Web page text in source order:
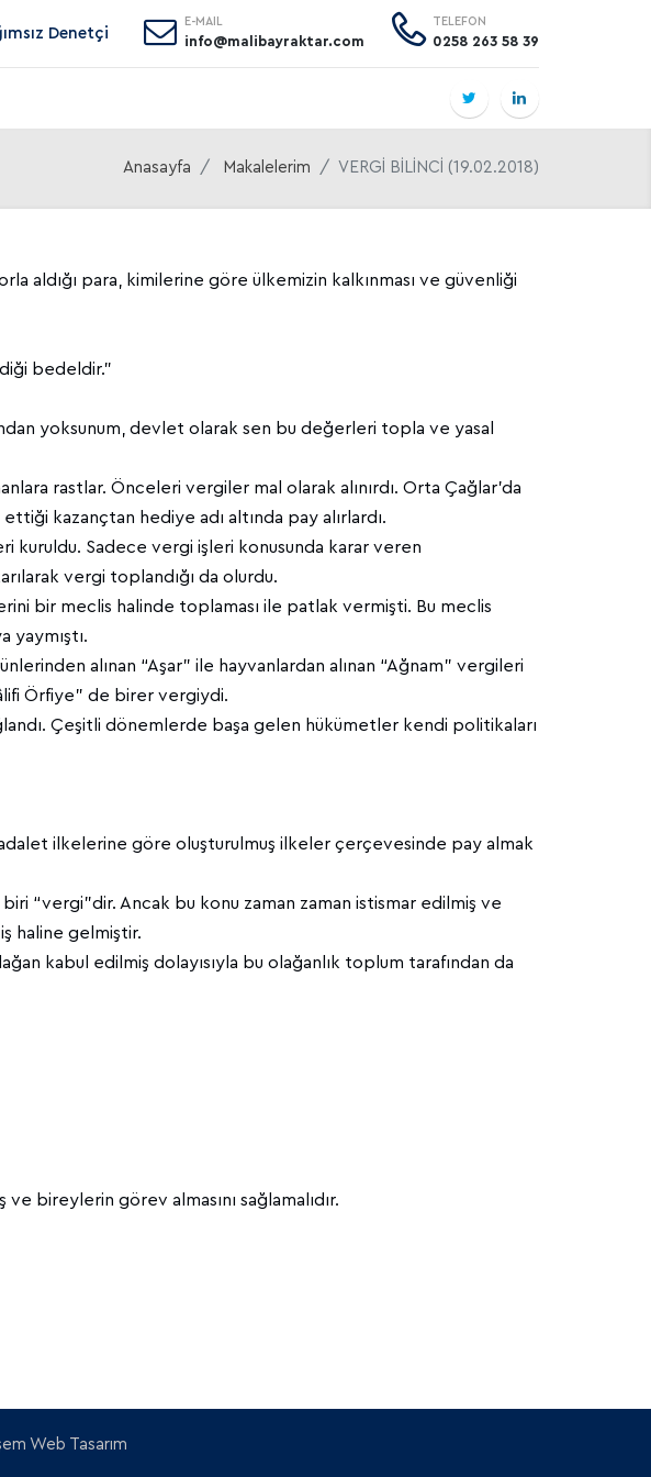
Denetçi
E-MAIL
info@malibayraktar.com
TELEFON
0258 263 58 39
Anasayfa Makalelerim VERGİ BİLİNCİ (19.02.2018)
aldığı para, kimilerine göre ülkemizin kalkınması ve güvenliği
bedeldir.”
yoksunum, devlet olarak sen bu değerleri topla ve yasal
rastlar. Önceleri vergiler mal olarak alınırdı. Orta Çağlar’da
kazançtan hediye adı altında pay alırlardı.
kuruldu. Sadece vergi işleri konusunda karar veren
vergi toplandığı da olurdu.
bir meclis halinde toplaması ile patlak vermişti. Bu meclis
yaymıştı.
alınan “Aşar” ile hayvanlardan alınan “Ağnam” vergileri
Örfiye” de birer vergiydi.
Çeşitli dönemlerde başa gelen hükümetler kendi politikaları
ilkelerine göre oluşturulmuş ilkeler çerçevesinde pay almak
“vergi”dir. Ancak bu konu zaman zaman istismar edilmiş ve
haline gelmiştir.
kabul edilmiş dolayısıyla bu olağanlık toplum tarafından da
bireylerin görev almasını sağlamalıdır.
Web Tasarım